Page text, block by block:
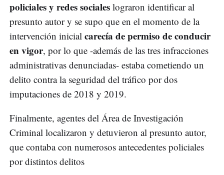
policiales y redes sociales lograron identificar al
presunto autor y se supo que en el momento de la
intervención inicial carecía de permiso de conducir
en vigor, por lo que -además de las tres infracciones
administrativas denunciadas- estaba cometiendo un
delito contra la seguridad del tráfico por dos
imputaciones de 2018 y 2019.
Finalmente, agentes del Área de Investigación
Criminal localizaron y detuvieron al presunto autor,
que contaba con numerosos antecedentes policiales
por distintos delitos